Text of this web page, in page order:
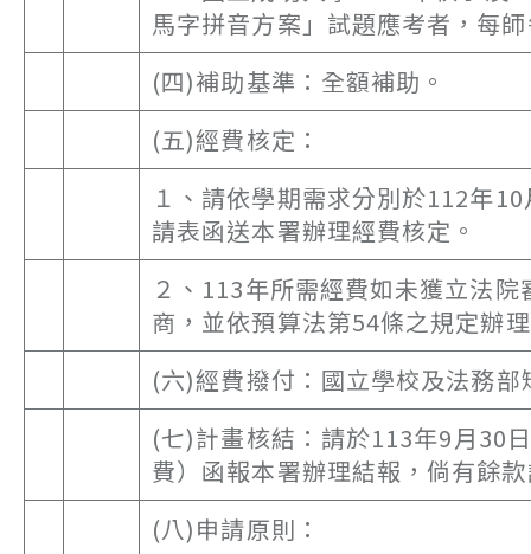
馬字拼音方案」試題應考者，每
(四)補助基準：全額補助。
(五)經費核定：
１、請依學期需求分別於112年
請表函送本署辦理經費核定。
２、113年所需經費如未獲立法
商，並依預算法第54條之規定辦
(六)經費撥付：國立學校及法務
(七)計畫核結：請於113年9月30
費）函報本署辦理結報，倘有餘
(八)申請原則：